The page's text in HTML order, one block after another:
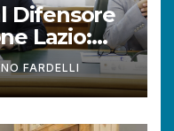
Difensore
Lazio:
al
FARDELLI